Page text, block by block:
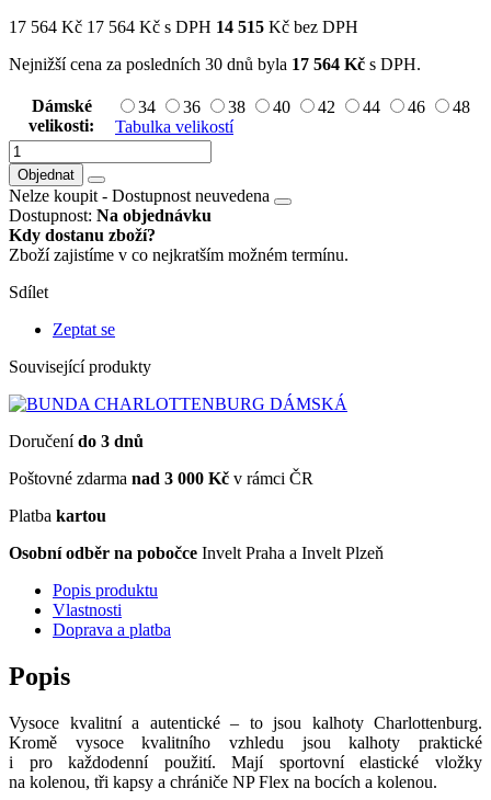
17 564 Kč 17 564 Kč s DPH 14 515 Kč bez DPH
Nejnižší cena za posledních 30 dnů byla 17 564 Kč s DPH.
Dámské
velikosti:
34 36 38 40 42 44 46
48
Tabulka velikostí
Objednat
Nelze koupit - Dostupnost neuvedena
Dostupnost: Na objednávku
Kdy dostanu zboží?
Zboží zajistíme v co nejkratším možném termínu.
Sdílet
Zeptat se
Související produkty
Doručenído 3 dnů
Poštovné zdarma nad 3 000 Kč v rámci ČR
Platba kartou
Osobní odběr na pobočce Invelt Praha a Invelt Plzeň
Popis produktu
Vlastnosti
Doprava a platba
Popis
Vysoce kvalitní a autentické – to jsou kalhoty Charlottenburg.
Kromě vysoce kvalitního vzhledu jsou kalhoty praktické
i pro každodenní použití. Mají sportovní elastické vložky
na kolenou, tři kapsy a chrániče NP Flex na bocích a kolenou.